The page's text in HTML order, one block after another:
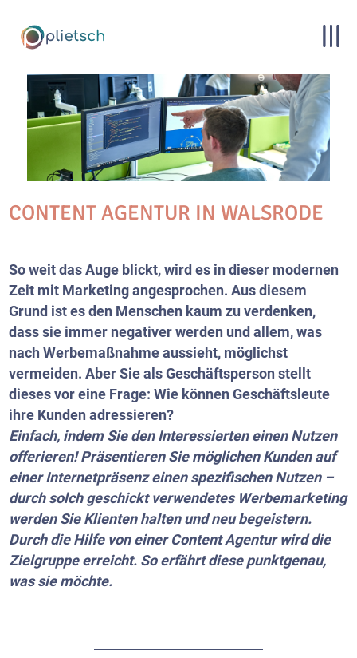
CONTENT AGENTUR IN WALSRODE
So weit das Auge blickt, wird es in dieser modernen
Zeit mit Marketing angesprochen. Aus diesem
Grund ist es den Menschen kaum zu verdenken,
dass sie immer negativer werden und allem, was
nach Werbemaßnahme aussieht, möglichst
vermeiden. Aber Sie als Geschäftsperson stellt
dieses vor eine Frage: Wie können Geschäftsleute
ihre Kunden adressieren?
Einfach, indem Sie den Interessierten einen Nutzen
offerieren! Präsentieren Sie möglichen Kunden auf
einer Internetpräsenz einen spezifischen Nutzen –
durch solch geschickt verwendetes Werbemarketing
werden Sie Klienten halten und neu begeistern.
Durch die Hilfe von einer Content Agentur wird die
Zielgruppe erreicht. So erfährt diese punktgenau,
was sie möchte.